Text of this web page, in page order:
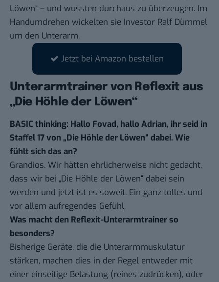
Löwen“ – und wussten durchaus zu überzeugen. Im
Handumdrehen wickelten sie Investor Ralf Dümmel
um den Unterarm.
Jetzt bei Amazon bestellen
Unterarmtrainer von Reflexit aus
„Die Höhle der Löwen“
BASIC thinking: Hallo Fovad, hallo Adrian, ihr seid in
Staﬀel 17 von „Die Höhle der Löwen“ dabei. Wie
fühlt sich das an?
Grandios. Wir hätten ehrlicherweise nicht gedacht,
dass wir bei „Die Höhle der Löwen“ dabei sein
werden und jetzt ist es soweit. Ein ganz tolles und
vor allem aufregendes Gefühl.
Was macht den Reflexit-Unterarmtrainer so
besonders?
Bisherige Geräte, die die Unterarmmuskulatur
stärken, machen dies in der Regel entweder mit
einer einseitige Belastung (reines zudrücken), oder